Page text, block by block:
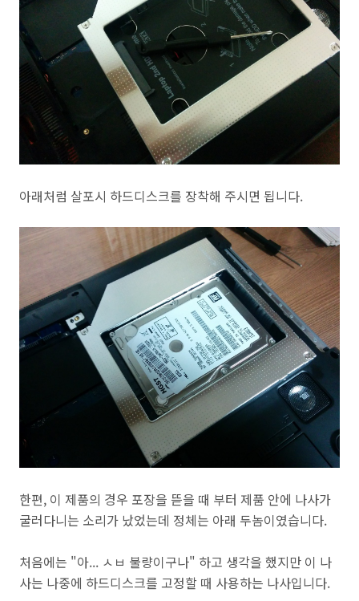
아래처럼 살포시 하드디스크를 장착해 주시면 됩니다.
한편, 이 제품의 경우 포장을 뜯을 때 부터 제품 안에 나사가
굴러다니는 소리가 났었는데 정체는 아래 두놈이였습니다.
처음에는 "아... ㅅㅂ 불량이구나" 하고 생각을 했지만 이 나
사는 나중에 하드디스크를 고정할 때 사용하는 나사입니다.